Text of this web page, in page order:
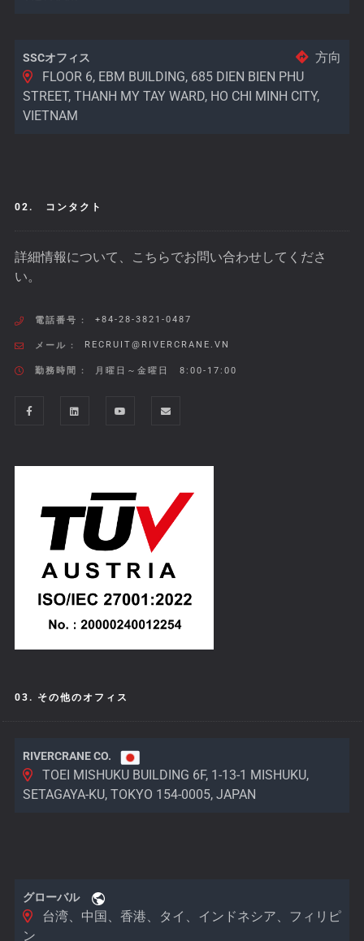
SSCオフィス
方向
FLOOR 6, EBM BUILDING, 685 DIEN BIEN PHU
STREET, THANH MY TAY WARD, HO CHI MINH CITY,
VIETNAM
02. コンタクト
詳細情報について、こちらでお問い合わせしてくださ
い。
電話番号 : +84-28-3821-0487
メール : RECRUIT@RIVERCRANE.VN
勤務時間 : 月曜日～金曜日 8:00-17:00
03. その他のオフィス
RIVERCRANE CO.
TOEI MISHUKU BUILDING 6F, 1-13-1 MISHUKU,
SETAGAYA-KU, TOKYO 154-0005, JAPAN
グローバル
台湾、中国、香港、タイ、インドネシア、フィリピ
ン